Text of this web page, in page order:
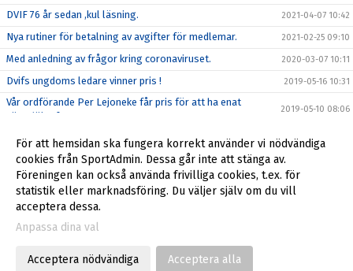
DVIF 76 år sedan ,kul läsning. 2021-04-07 10:42
Nya rutiner för betalning av avgifter för medlemar. 2021-02-25 09:10
Med anledning av frågor kring coronaviruset. 2020-03-07 10:11
Dvifs ungdoms ledare vinner pris ! 2019-05-16 10:31
Vår ordförande Per Lejoneke får pris för att ha enat
Värmdökrafter
2019-05-10 08:06
Tack ni som lämnat in saker till Återbruket ! 2019-02-18 10:53
Djurö Vindö IF är lead partner.
2017-12-21 10:26
Gå till Webbversion
För att hemsidan ska fungera korrekt använder vi nödvändiga
cookies från SportAdmin. Dessa går inte att stänga av.
Föreningen kan också använda frivilliga cookies, t.ex. för
statistik eller marknadsföring. Du väljer själv om du vill
acceptera dessa.
Anpassa dina val
Acceptera nödvändiga Acceptera alla